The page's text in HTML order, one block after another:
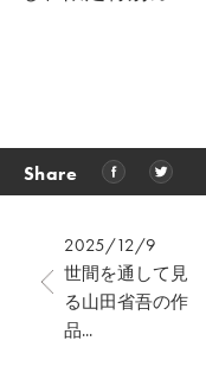
Share
2025/12/9
世間を通して見
る山田省吾の作
品...